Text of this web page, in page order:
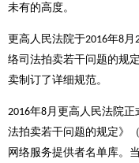
未有的高度。
更高人民法院于2016年8 月
络司法拍卖若干问题的规
卖制订了详细规范。
2016年8 月更高人民法院
法拍卖若干问题的规定》
网络服务提供者名单库。